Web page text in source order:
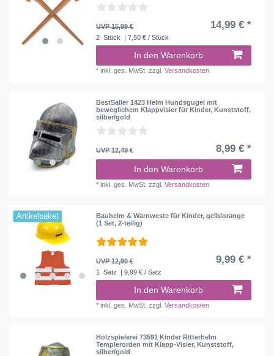
UVP 15,99 € 14,99 € *
2 Stück | 7,50 € / Stück
In den Warenkorb
*inkl. ges. MwSt. zzgl.Versandkosten
BestSaller 1423 Helm Hundsgugel mit
beweglichem Klappvisier für Kinder, Kunststoff,
silber/gold
UVP 12,49 € 8,99 € *
In den Warenkorb
*inkl. ges. MwSt. zzgl.Versandkosten
Artikelpaket
Bauhelm & Warnweste für Kinder, gelb/orange
(1 Set, 2-teilig)
UVP 12,90 € 9,99 € *
1 Satz | 9,99 € / Satz
In den Warenkorb
*inkl. ges. MwSt. zzgl.Versandkosten
Holzspielerei 73591 Kinder Ritterhelm
Templerorden mit Klapp-Visier, Kunststoff,
silber/gold